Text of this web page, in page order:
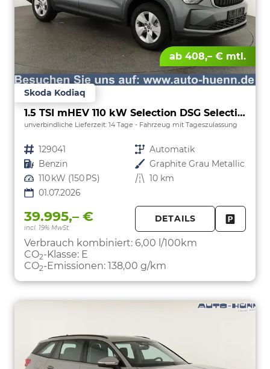
ab 408,– € mtl.
Skoda Kodiaq
1.5 TSI mHEV 110 kW Selection DSG Selection, AHK, Navi, Side, Kamera, Winter, 4 J.- Garantie
unverbindliche Lieferzeit: 14 Tage Fahrzeug mit Tageszulassung
Fahrzeugnr. 129041 Getriebe Automatik
Kraftstoff Benzin Außenfarbe Graphite Grau Metallic
Leistung 110 kW (150 PS) Kilometerstand 10 km
01.07.2026
39.995,– €
incl. 19% MwSt.
DETAILS
Verbrauch kombiniert: 6,00 l/100km
CO2-Klasse: E
CO2-Emissionen: 138,00 g/km